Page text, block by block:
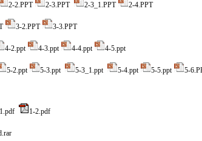
2-2.PPT 2-3.PPT 2-3_1.PPT 2-4.PPT
3-2.PPT 3-3.PPT
4-2.ppt 4-3.ppt 4-4.ppt 4-5.ppt
5-2.ppt 5-3.ppt 5-3_1.ppt 5-4.ppt 5-5.ppt 5-
1-2.pdf